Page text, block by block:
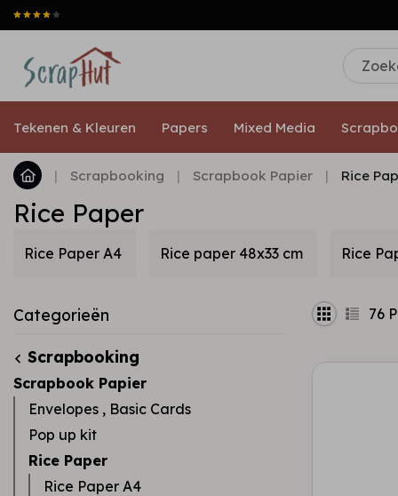
Tekenen & Kleuren Papers Mixed Media
| Scrapbooking | Scrapbook Papier | Rice
Rice Paper
Rice Paper A4 Rice paper 48x33 cm Rice
Categorieën
Scrapbooking
Scrapbook Papier
Envelopes , Basic Cards
Pop up kit
Rice Paper
Rice Paper A4
76